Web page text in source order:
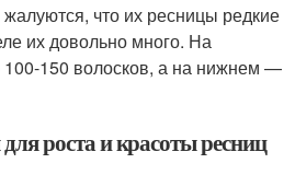
что их ресницы редкие
их довольно много. На
150 волосков, а на нижнем —
роста и красоты ресниц